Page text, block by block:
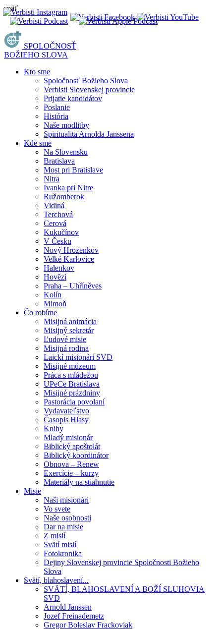
späť
SPOLOČNOSŤ
BOŽIEHO SLOVA
Kto sme
Spoločnosť Božieho Slova
Verbisti Slovenskej provincie
Prijatie kandidátov
Poslanie
História
Naše modlitby
Spiritualita Arnolda Janssena
Kde sme
Na Slovensku
Bratislava
Most pri Bratislave
Nitra
Ivanka pri Nitre
Ružomberok
Vidiná
Terchová
Cerová
Kukučínov
V Česku
Nový Hrozenkov
Velké Karlovice
Halenkov
Hovězí
Praha – Uhříněves
Kolín
Mimoň
Čo robíme
Misijná animácia
Misijný sekretár
Ľudové misie
Misijná rodina
Laickí misionári SVD
Misijné múzeum
Práca s mládežou
UPeCe Bratislava
Misijné prázdniny
Pastorácia povolaní
Vydavateľstvo
Časopis Hlasy
Knihy
Mladý misionár
Biblický apoštolát
Biblický koordinátor
Obnova – Renew
Exercície – kurzy
Materiály na stiahnutie
Misie
Naši misionári
Vo svete
Naše osobnosti
Dar na misie
Z misií
Svätí misií
Fotokronika
Dejiny Slovenskej provincie Spoločnosti Božieho
Slova
Svätí, blahoslavení...
SVÄTÍ, BLAHOSLAVENÍ A BOŽÍ SLUHOVIA
SVD
Arnold Janssen
Jozef Freinademetz
Gregor Boleslav Frackoviak